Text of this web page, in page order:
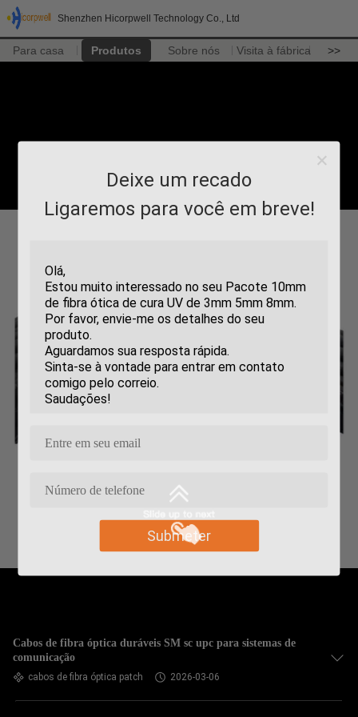
Shenzhen Hicorpwell Technology Co., Ltd
Para casa Produtos Sobre nós Visita à fábrica >>
Deixe um recado
Ligaremos para você em breve!
Submeter
Cabos de fibra óptica duráveis SM sc upc para sistemas de
comunicação
cabos de fibra óptica patch 2026-03-06